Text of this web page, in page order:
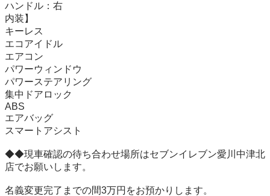
ハンドル：右
内装】
キーレス
エコアイドル
エアコン
パワーウィンドウ
パワーステアリング
集中ドアロック
ABS
エアバッグ
スマートアシスト
◆◆現車確認の待ち合わせ場所はセブンイレブン愛川中津北
店でお願いします。
名義変更完了までの間3万円をお預かりします。